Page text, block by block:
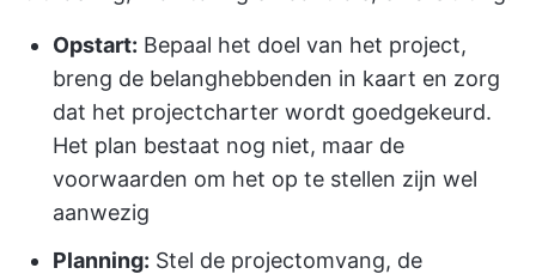
Opstart: Bepaal het doel van het project,
breng de belanghebbenden in kaart en zorg
dat het projectcharter wordt goedgekeurd.
Het plan bestaat nog niet, maar de
voorwaarden om het op te stellen zijn wel
aanwezig
Planning: Stel de projectomvang, de